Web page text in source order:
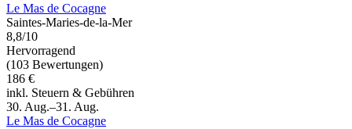
Le Mas de Cocagne
Saintes-Maries-de-la-Mer
8,8/10
Hervorragend
(103 Bewertungen)
186 €
inkl. Steuern & Gebühren
30. Aug.–31. Aug.
Le Mas de Cocagne